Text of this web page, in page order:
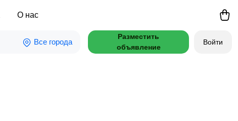
О нас
Все города
Разместить
объявление
Войти